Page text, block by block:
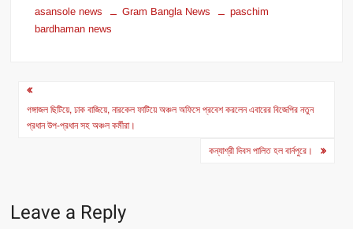
asansole news Gram Bangla News
paschim
bardhaman news
Post
navigation
গঙ্গাজল ছিটিয়ে, ঢাক বাজিয়ে, নারকেল ফাটিয়ে অঞ্চল অফিসে প্রবেশ করলেন এবারের বিজেপির নতুন
প্রধান উপ-প্রধান সহ অঞ্চল কর্মীরা।
কন্যাশ্রী দিবস পালিত হল বার্নপুরে।
Leave a Reply